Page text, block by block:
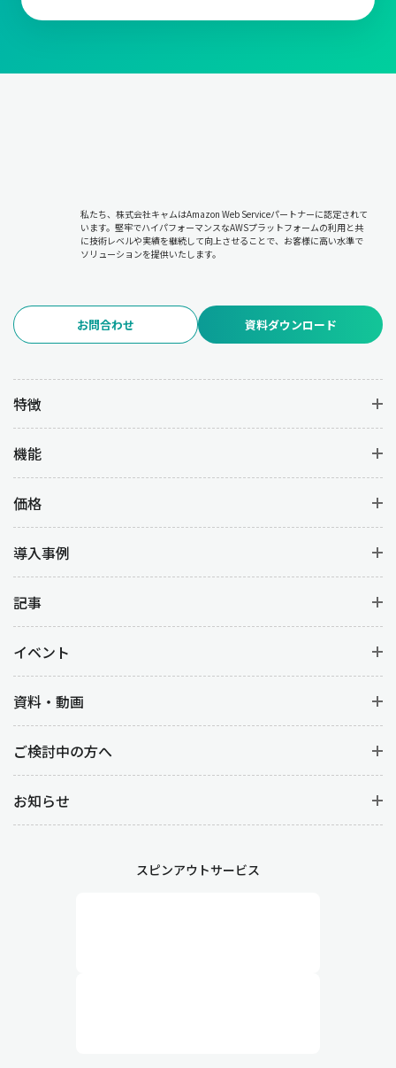
私たち、株式会社キャムはAmazon Web Serviceパートナーに認定されて
います。堅牢でハイパフォーマンスなAWSプラットフォームの利用と共
に技術レベルや実績を継続して向上させることで、お客様に高い水準で
ソリューションを提供いたします。
お問合わせ 資料ダウンロード
特徴
機能
価格
導入事例
記事
イベント
資料・動画
ご検討中の方へ
お知らせ
スピンアウトサービス